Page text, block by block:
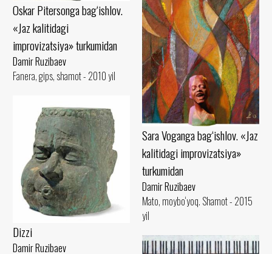
Oskar Pitersonga bag‘ishlov.
«Jaz kalitidagi
improvizatsiya» turkumidan
Damir Ruzibaev
Fanera, gips, shamot - 2010 yil
Sara Voganga bag‘ishlov. «Jaz
kalitidagi improvizatsiya»
turkumidan
Damir Ruzibaev
Mato, moybo‘yoq. Shamot - 2015
yil
Dizzi
Damir Ruzibaev